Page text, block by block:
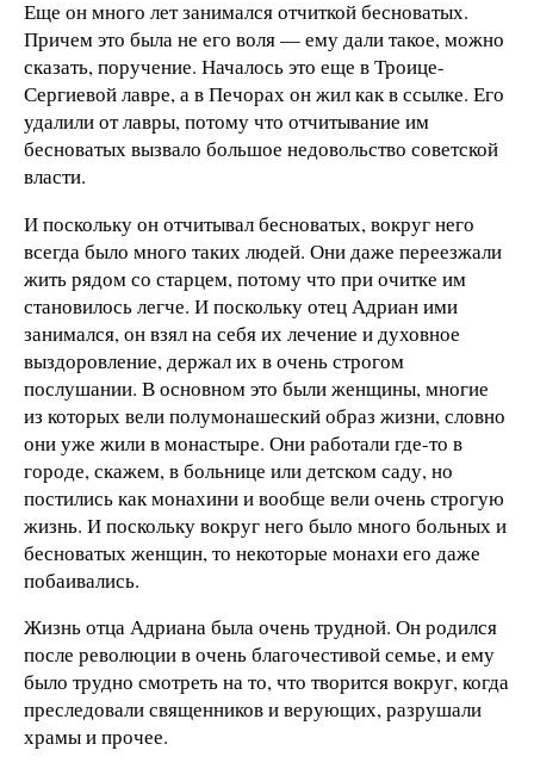
Еще он много лет занимался отчиткой бесноватых.
Причем это была не его воля — ему дали такое, можно
сказать, поручение. Началось это еще в Троице-
Сергиевой лавре, а в Печорах он жил как в ссылке. Его
удалили от лавры, потому что отчитывание им
бесноватых вызвало большое недовольство советской
власти.
И поскольку он отчитывал бесноватых, вокруг него
всегда было много таких людей. Они даже переезжали
жить рядом со старцем, потому что при очитке им
становилось легче. И поскольку отец Адриан ими
занимался, он взял на себя их лечение и духовное
выздоровление, держал их в очень строгом
послушании. В основном это были женщины, многие
из которых вели полумонашеский образ жизни, словно
они уже жили в монастыре. Они работали где-то в
городе, скажем, в больнице или детском саду, но
постились как монахини и вообще вели очень строгую
жизнь. И поскольку вокруг него было много больных и
бесноватых женщин, то некоторые монахи его даже
побаивались.
Жизнь отца Адриана была очень трудной. Он родился
после революции в очень благочестивой семье, и ему
было трудно смотреть на то, что творится вокруг, когда
преследовали священников и верующих, разрушали
храмы и прочее.